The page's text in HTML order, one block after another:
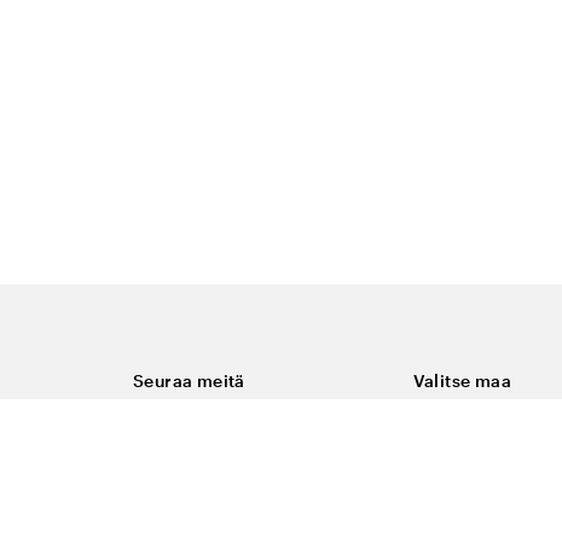
Seuraa meitä Valitse maa